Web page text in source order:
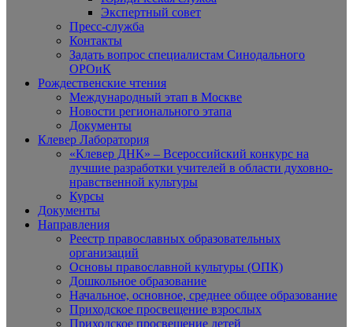
Экспертный совет
Пресс-служба
Контакты
Задать вопрос специалистам Синодального
ОРОиК
Рождественские чтения
Международный этап в Москве
Новости регионального этапа
Документы
Клевер Лаборатория
«Клевер ДНК» – Всероссийский конкурс на
лучшие разработки учителей в области духовно-
нравственной культуры
Курсы
Документы
Направления
Реестр православных образовательных
организаций
Основы православной культуры (ОПК)
Дошкольное образование
Начальное, основное, среднее общее образование
Приходское просвещение взрослых
Приходское просвещение детей